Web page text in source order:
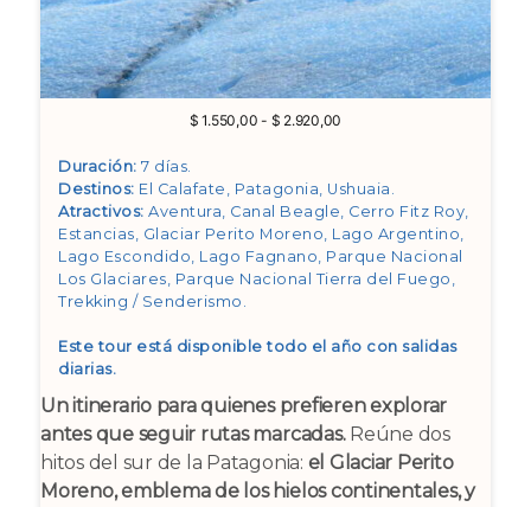
$ 1.550,00 - $ 2.920,00
desde
$ 1.550,00
$ 2.920,00
Duración: 7 días.
Destinos: El Calafate, Patagonia, Ushuaia .
Atractivos: Aventura, Canal Beagle, Cerro Fitz Roy,
Estancias, Glaciar Perito Moreno, Lago Argentino,
Lago Escondido, Lago Fagnano, Parque Nacional
Los Glaciares, Parque Nacional Tierra del Fuego,
Trekking / Senderismo .
Este tour está disponible todo el año con salidas
diarias.
Un itinerario para quienes prefieren explorar
antes que seguir rutas marcadas.Reúne dos
hitos del sur de la Patagonia: el Glaciar Perito
Moreno, emblema de los hielos continentales, y